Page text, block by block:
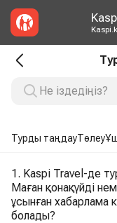
Турды таңдауТөлеу
1. Kaspi Travel-де
Маған қонақүйді
ұсынған хабарлама
болады?